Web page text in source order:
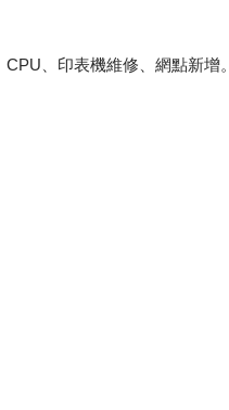
、印表機維修、網點新增。